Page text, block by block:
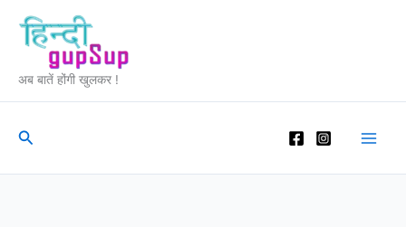
content
अब बातें होंगी खुलकर !
Search